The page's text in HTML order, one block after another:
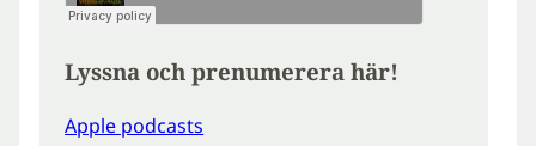
Lyssna och prenumerera här!
Apple podcasts